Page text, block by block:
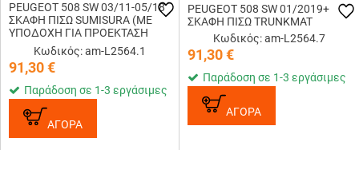
PEUGEOT 508 SW 03/11-05/18
ΣΚΑΦΗ ΠΙΣΩ SUMISURA (ΜΕ
ΥΠΟΔΟΧΗ ΓΙΑ ΠΡΟΕΚΤΑΣΗ
L2519.8+L2519.9)
Κωδικός: am-L2564.1
91,30€
Παράδοση σε 1-3 εργάσιμες
ΑΓΟΡΑ
PEUGEOT 508 SW 01/2019+
ΣΚΑΦΗ ΠΙΣΩ TRUNKMAT
Κωδικός: am-L2564.7
91,30€
Παράδοση σε 1-3 εργάσιμες
ΑΓΟΡΑ